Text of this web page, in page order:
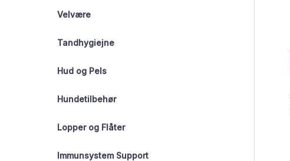
Velvære
Tandhygiejne
Hud og Pels
Hundetilbehør
Lopper og Flåter
Immunsystem Support